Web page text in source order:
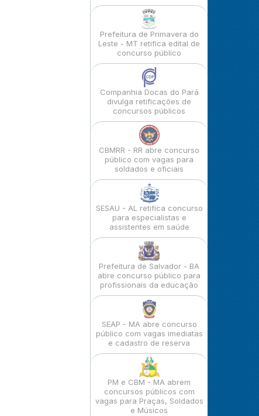
Prefeitura de Primavera do
Leste - MT retifica edital de
concurso público
Companhia Docas do Pará
divulga retificações de
concursos públicos
CBMRR - RR abre concurso
público com vagas para
soldados e oficiais
SESAU - AL retifica concurso
para especialistas e
assistentes em saúde
Prefeitura de Salvador - BA
abre concurso público para
profissionais da educação
SEAP - MA abre concurso
público com vagas imediatas
e cadastro de reserva
PM e CBM - MA abrem
concursos públicos com
vagas para Praças, Soldados
e Músicos